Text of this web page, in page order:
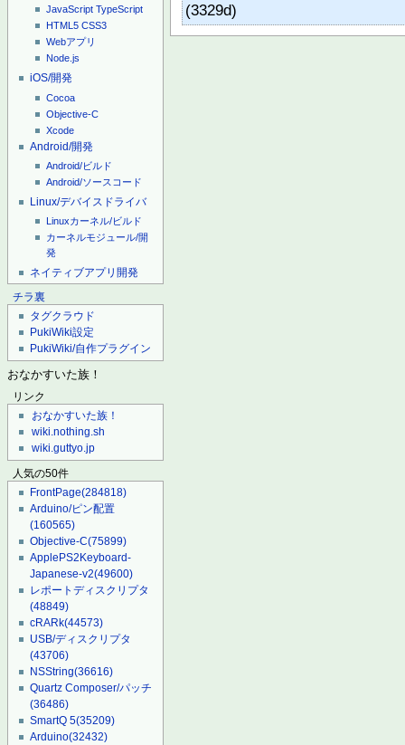
JavaScript TypeScript
HTML5 CSS3
Webアプリ
Node.js
iOS/開発
Cocoa
Objective-C
Xcode
Android/開発
Android/ビルド
Android/ソースコード
Linux/デバイスドライバ
Linuxカーネル/ビルド
カーネルモジュール/開
発
ネイティブアプリ開発
チラ裏
タグクラウド
PukiWiki設定
PukiWiki/自作プラグイン
おなかすいた族！
リンク
おなかすいた族！
wiki.nothing.sh
wiki.guttyo.jp
人気の50件
FrontPage(284818)
Arduino/ピン配置
(160565)
Objective-C(75899)
ApplePS2Keyboard-
Japanese-v2(49600)
レポートディスクリプタ
(48849)
cRARk(44573)
USB/ディスクリプタ
(43706)
NSString(36616)
Quartz Composer/パッチ
(36486)
SmartQ 5(35209)
Arduino(32432)
(3329d)